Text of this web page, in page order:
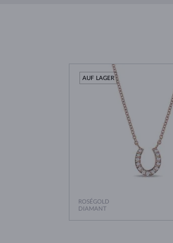
ROSÉGOLD
DIAMANT
AUF LAGER